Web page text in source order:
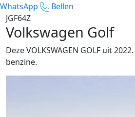
WhatsApp
Bellen
JGF64Z
Volkswagen Golf
Deze VOLKSWAGEN GOLF uit
benzine.